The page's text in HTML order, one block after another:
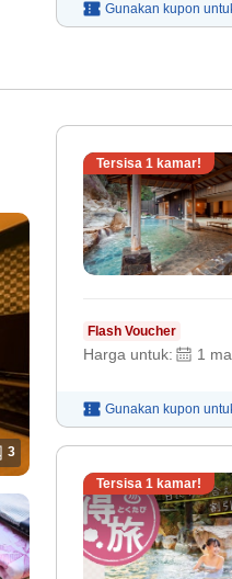
Gunakan kupon
3
Tersisa 1 kamar!
Flash Voucher
Harga untuk: 1
Gunakan kupon
Tersisa 1 kamar!